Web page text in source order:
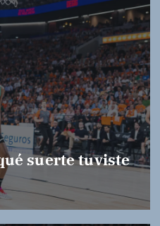
suerte tuviste